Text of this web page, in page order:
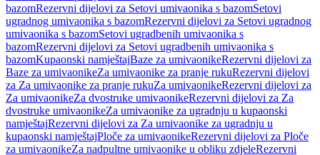
bazomRezervni dijelovi za Setovi umivaonika s bazomSetovi
ugradnog umivaonika s bazomRezervni dijelovi za Setovi ugradnog
umivaonika s bazomSetovi ugradbenih umivaonika s
bazomRezervni dijelovi za Setovi ugradbenih umivaonika s
bazomKupaonski namještajBaze za umivaonikeRezervni dijelovi za
Baze za umivaonikeZa umivaonike za pranje rukuRezervni dijelovi
za Za umivaonike za pranje rukuZa umivaonikeRezervni dijelovi za
Za umivaonikeZa dvostruke umivaonikeRezervni dijelovi za Za
dvostruke umivaonikeZa umivaonike za ugradnju u kupaonski
namještajRezervni dijelovi za Za umivaonike za ugradnju u
kupaonski namještajPloče za umivaonikeRezervni dijelovi za Ploče
za umivaonikeZa nadpultne umivaonike u obliku zdjeleRezervni